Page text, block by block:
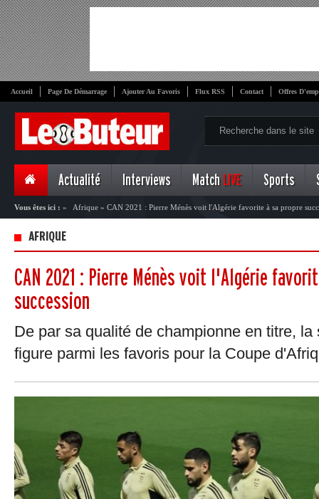
Accueil Page De Démarrage Ajouter Au Favoris Flux RSS Contact Offres
Actualité Interviews Match LIVE Sports
Vous êtes ici : » Afrique » CAN 2021 : Pierre Ménès voit l'Algérie favorite à sa propre
AFRIQUE
CAN 2021 : Pierre Ménès voit l'Algérie
succession
De par sa qualité de championne en titre,
figure parmi les favoris pour la Coupe